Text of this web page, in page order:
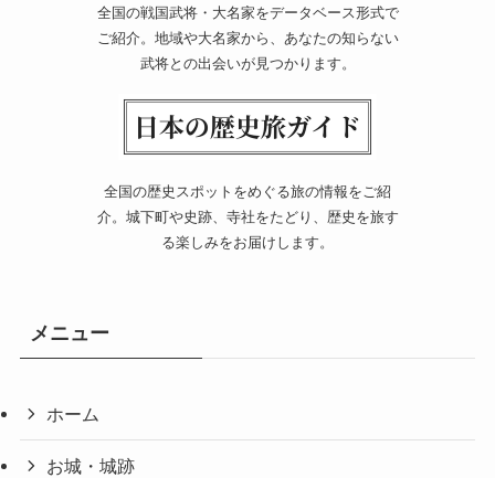
全国の戦国武将・大名家をデータベース形式で
ご紹介。地域や大名家から、あなたの知らない
武将との出会いが見つかります。
全国の歴史スポットをめぐる旅の情報をご紹
介。城下町や史跡、寺社をたどり、歴史を旅す
る楽しみをお届けします。
メニュー
ホーム
お城・城跡